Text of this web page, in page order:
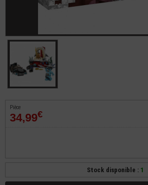
Pièce
34,99€
Stock disponible : 1